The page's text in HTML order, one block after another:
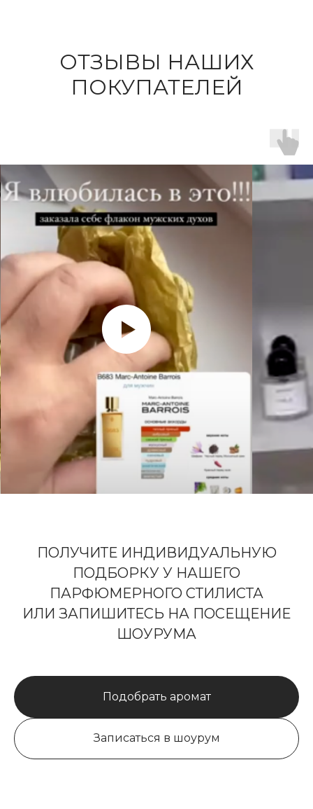
ОТЗЫВЫ НАШИХ
ПОКУПАТЕЛЕЙ
ПОЛУЧИТЕ ИНДИВИДУАЛЬНУЮ
ПОДБОРКУ У НАШЕГО
ПАРФЮМЕРНОГО СТИЛИСТА
ИЛИ ЗАПИШИТЕСЬ НА ПОСЕЩЕНИЕ
ШОУРУМА
Подобрать аромат
Записаться в шоурум